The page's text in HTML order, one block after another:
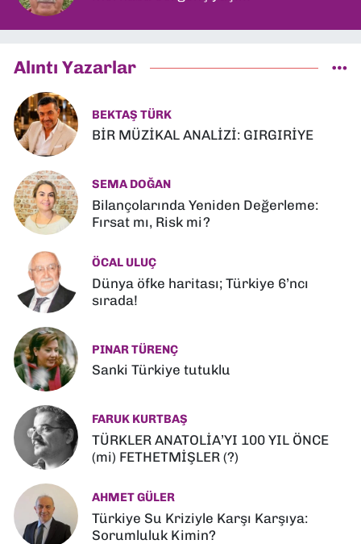
Alıntı Yazarlar
BEKTAŞ TÜRK
BİR MÜZİKAL ANALİZİ: GIRGIRİYE
SEMA DOĞAN
Bilançolarında Yeniden Değerleme:
Fırsat mı, Risk mi?
ÖCAL ULUÇ
Dünya öfke haritası; Türkiye 6’ncı
sırada!
PINAR TÜRENÇ
Sanki Türkiye tutuklu
FARUK KURTBAŞ
TÜRKLER ANATOLİA’YI 100 YIL ÖNCE
(mi) FETHETMİŞLER (?)
AHMET GÜLER
Türkiye Su Kriziyle Karşı Karşıya:
Sorumluluk Kimin?